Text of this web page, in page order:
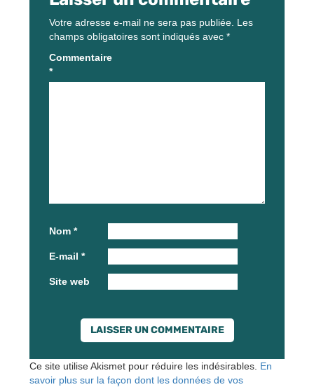
Votre adresse e-mail ne sera pas publiée. Les
champs obligatoires sont indiqués avec *
Commentaire
*
Nom *
E-mail *
Site web
Ce site utilise Akismet pour réduire les indésirables. En
savoir plus sur la façon dont les données de vos